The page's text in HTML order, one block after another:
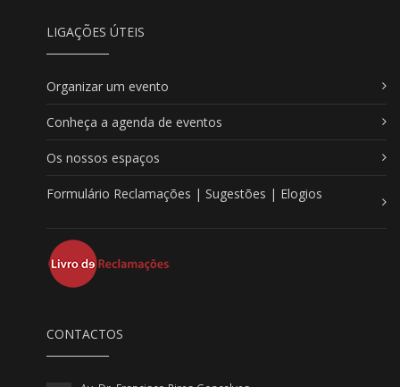
LIGAÇÕES ÚTEIS
Organizar um evento
Conheça a agenda de eventos
Os nossos espaços
Formulário Reclamações | Sugestões | Elogios
CONTACTOS